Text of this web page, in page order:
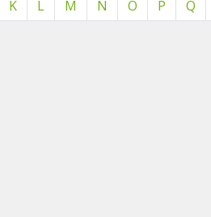
K L M N O P Q